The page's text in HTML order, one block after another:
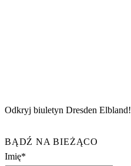
Odkryj biuletyn Dresden Elbland!
BĄDŹ NA BIEŻĄCO
Imię*